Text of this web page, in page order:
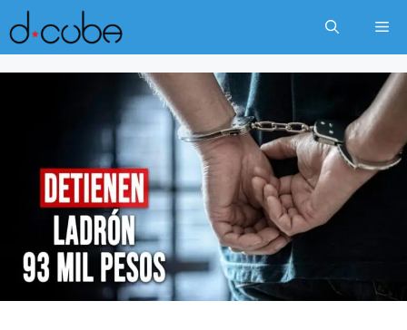
Skip
to
content